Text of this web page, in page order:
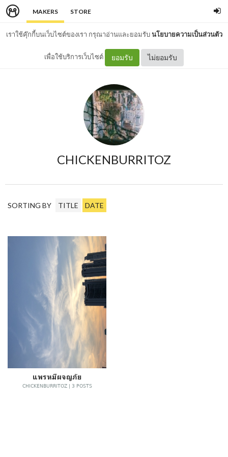
MAKERS STORE
เราใช้คุ๊กกี้บนเว็บไซต์ของเรา กรุณาอ่านและยอมรับนโยบายความเป็นส่วนตัว
เพื่อใช้บริการเว็บไซต์ ยอมรับ ไม่ยอมรับ
CHICKENBURRITOZ
SORTING BY TITLE DATE
แพรหมีผจญภัย
CHICKENBURRITOZ | 3 POSTS